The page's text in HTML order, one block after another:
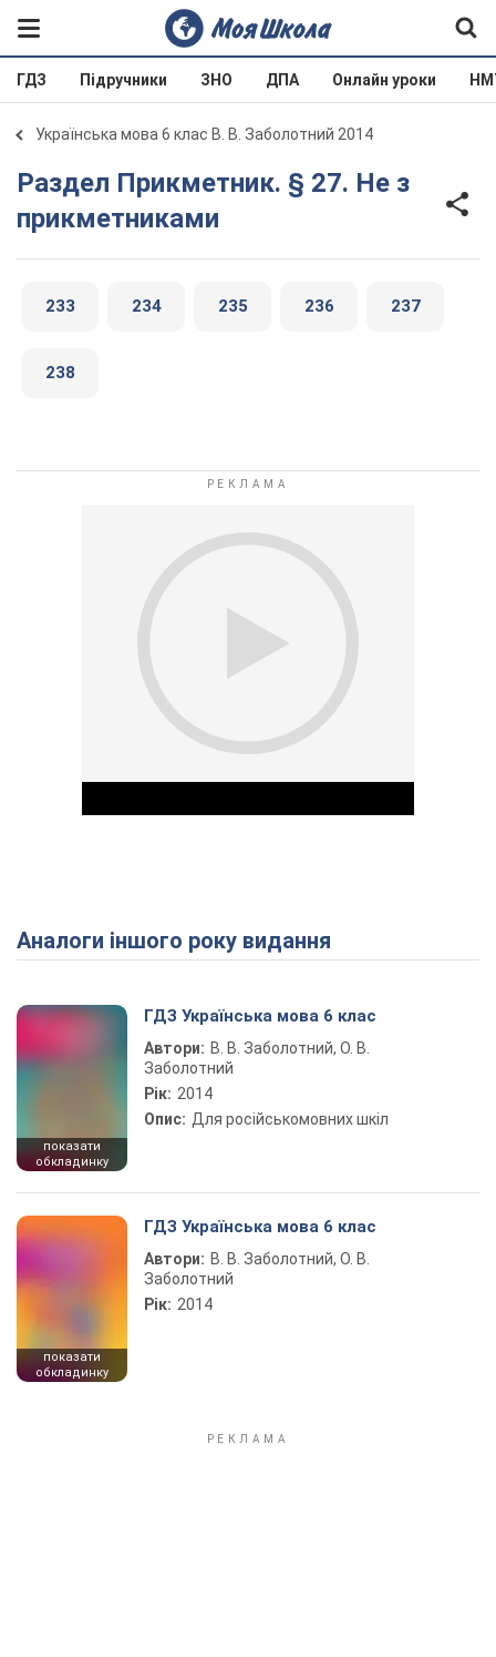
ГДЗ Підручники ЗНО ДПА Онлайн уроки
Українська мова 6 клас В. В. Заболотний 2014
Раздел Прикметник. § 27. Не з
прикметниками
233 234 235 236 237
238
Play Video
Аналоги іншого року видання
показати
обкладинку
ГДЗ Українська мова 6 клас
Автори: В. В. Заболотний, О. В.
Заболотний
Рік: 2014
Опис: Для російськомовних шкіл
показати
обкладинку
ГДЗ Українська мова 6 клас
Автори: В. В. Заболотний, О. В.
Заболотний
Рік: 2014